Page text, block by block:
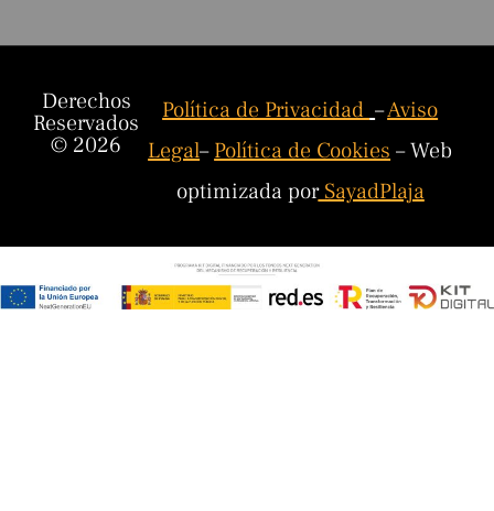
Derechos
Reservados
© 2026
Política de Privacidad–Aviso
Legal–Política de Cookies– Web
optimizada porSayadPlaja